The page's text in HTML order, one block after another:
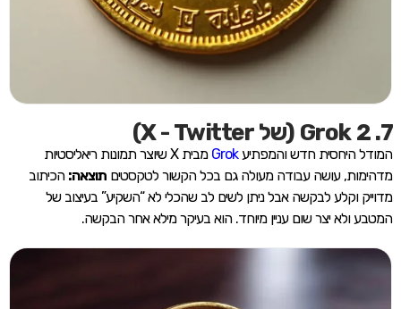
7. Grok 2 (של X - Twitter)
המודל היחסית חדש והמפתיעGrok
מבית X שיוצר תמונות ריאליסטיות
מדהימות, עושה עבודה מעולה גם בכל הקשור לטקסטים תוצאה: הכיתוב
מדוייק וקלע לבקשה אבל ניתן לשים לב שהכלי לא “השקיע” בעיצוב של
המטבע ולא יצר שום עניין מיוחד. הוא בעיקר מילא אחר הבקשה.